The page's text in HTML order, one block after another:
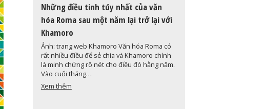
Những điều tinh túy nhất của văn
hóa Roma sau một năm lại trở lại với
Khamoro
Ảnh: trang web Khamoro Văn hóa Roma có
rất nhiều điều để sẻ chia và Khamoro chính
là minh chứng rõ nét cho điều đó hằng năm.
Vào cuối tháng…
Xem thêm